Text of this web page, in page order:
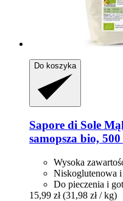
Do koszyka
Sapore di Sole
samopsza bio, 500
Wysoka
Niskoglutenowa i
Do pieczenia i
15,99 zł (31,98 zł / kg)